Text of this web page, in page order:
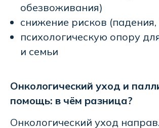
обезвоживания)
снижение рисков
психологическую опору
и семьи
Онкологический уход и
помощь: в чём разница?
Онкологический уход